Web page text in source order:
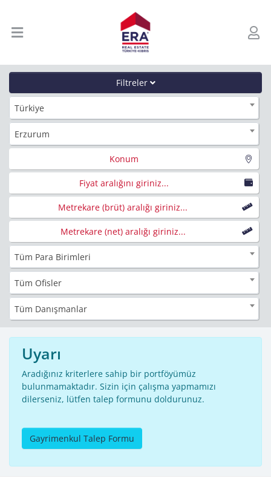
Filtreler
Türkiye
Erzurum
Konum
Fiyat aralığını giriniz...
Metrekare (brüt) aralığı giriniz...
Metrekare (net) aralığı giriniz...
Tüm Para Birimleri
Tüm Ofisler
Tüm Danışmanlar
Uyarı
Aradığınız kriterlere sahip bir portföyümüz
bulunmamaktadır. Sizin için çalışma yapmamızı
dilerseniz, lütfen talep formunu doldurunuz.
Gayrimenkul Talep Formu